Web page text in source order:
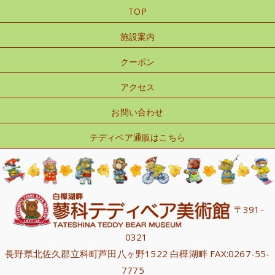
TOP
施設案内
クーポン
アクセス
お問い合わせ
テディベア通販はこちら
〒391-
0321
長野県北佐久郡立科町芦田八ヶ野1522 白樺湖畔 FAX:0267-55-
7775